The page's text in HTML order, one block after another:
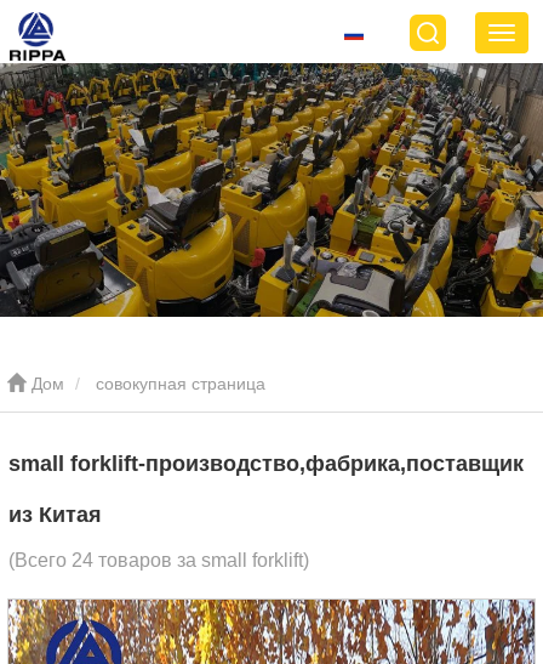
Дом совокупная страница
small forklift-производство,фабрика,поставщик
из Китая
(Всего 24 товаров за small forklift)